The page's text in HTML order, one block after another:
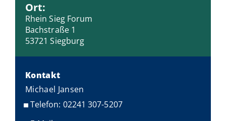
Ort:
Rhein Sieg Forum
Bachstraße 1
53721 Siegburg
Kontakt
Michael Jansen
Telefon: 02241 307-5207